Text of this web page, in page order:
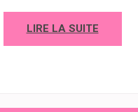
LIRE LA SUITE